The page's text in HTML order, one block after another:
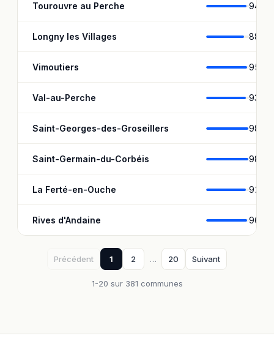
Tourouvre au Perche 94,8
Longny les Villages 88,3
Vimoutiers 95,2
Val-au-Perche 93,3
Saint-Georges-des-Groseillers 98,7
Saint-Germain-du-Corbéis 98,8
La Ferté-en-Ouche 92,6
Rives d'Andaine 96,3
Précédent 1 2 … 20 Suivant
1-20 sur 381 communes